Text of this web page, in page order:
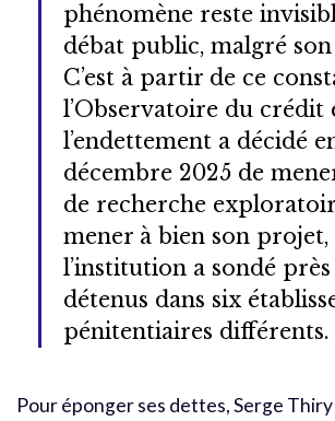
phénomène reste
débat public, malgré
C’est à partir de ce
l’Observatoire du crédit
l’endettement a décidé
décembre 2025 de
de recherche
mener à bien son projet,
l’institution a sondé
détenus dans six
pénitentiaires différents.
Pour éponger ses dettes, Serge